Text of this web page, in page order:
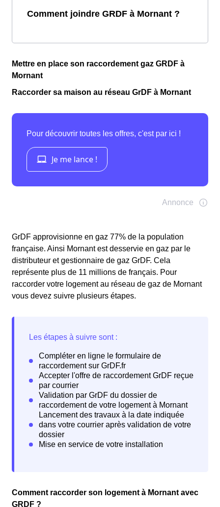
Comment joindre GRDF à Mornant ?
Mettre en place son raccordement gaz GRDF à
Mornant
Raccorder sa maison au réseau GrDF à Mornant
GrDF approvisionne en gaz 77% de la population
française. Ainsi Mornant est desservie en gaz par le
distributeur et gestionnaire de gaz GrDF. Cela
représente plus de 11 millions de français. Pour
raccorder votre logement au réseau de gaz de Mornant
vous devez suivre plusieurs étapes.
Comment raccorder son logement à Mornant avec
GRDF ?